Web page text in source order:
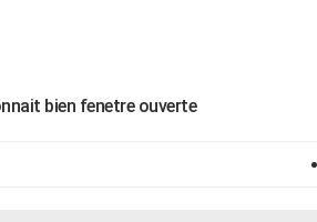
bien fenetre ouverte